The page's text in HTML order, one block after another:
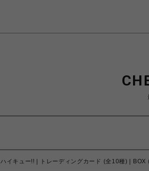
ハイキュー!! | トレーディングカード (全10種) | BOX